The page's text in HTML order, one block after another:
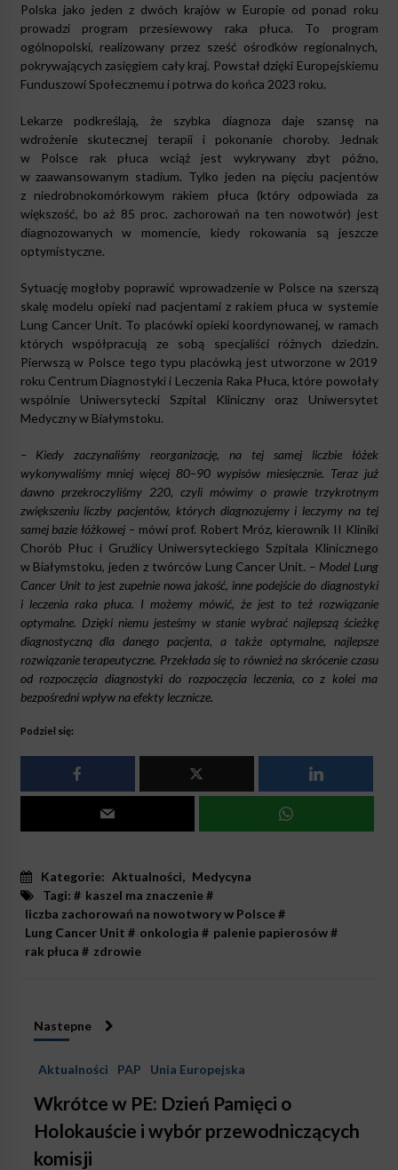
Polska jako jeden z dwóch krajów w Europie od ponad roku
prowadzi program przesiewowy raka płuca. To program
ogólnopolski, realizowany przez sześć ośrodków regionalnych,
pokrywających zasięgiem cały kraj. Powstał dzięki Europejskiemu
Funduszowi Społecznemu i potrwa do końca 2023 roku.
Lekarze podkreślają, że szybka diagnoza daje szansę na
wdrożenie skutecznej terapii i pokonanie choroby. Jednak
w Polsce rak płuca wciąż jest wykrywany zbyt późno,
w zaawansowanym stadium. Tylko jeden na pięciu pacjentów
z niedrobnokomórkowym rakiem płuca (który odpowiada za
większość, bo aż 85 proc. zachorowań na ten nowotwór) jest
diagnozowanych w momencie, kiedy rokowania są jeszcze
optymistyczne.
Sytuację mogłoby poprawić wprowadzenie w Polsce na szerszą
skalę modelu opieki nad pacjentami z rakiem płuca w systemie
Lung Cancer Unit. To placówki opieki koordynowanej, w ramach
których współpracują ze sobą specjaliści różnych dziedzin.
Pierwszą w Polsce tego typu placówką jest utworzone w 2019
roku Centrum Diagnostyki i Leczenia Raka Płuca, które powołały
wspólnie Uniwersytecki Szpital Kliniczny oraz Uniwersytet
Medyczny w Białymstoku.
– Kiedy zaczynaliśmy reorganizację, na tej samej liczbie łóżek
wykonywaliśmy mniej więcej 80–90 wypisów miesięcznie. Teraz już
dawno przekroczyliśmy 220, czyli mówimy o prawie trzykrotnym
zwiększeniu liczby pacjentów, których diagnozujemy i leczymy na tej
samej bazie łóżkowej – mówi prof. Robert Mróz, kierownik II Kliniki
Chorób Płuc i Gruźlicy Uniwersyteckiego Szpitala Klinicznego
w Białymstoku, jeden z twórców Lung Cancer Unit. – Model Lung
Cancer Unit to jest zupełnie nowa jakość, inne podejście do diagnostyki
i leczenia raka płuca. I możemy mówić, że jest to też rozwiązanie
optymalne. Dzięki niemu jesteśmy w stanie wybrać najlepszą ścieżkę
diagnostyczną dla danego pacjenta, a także optymalne, najlepsze
rozwiązanie terapeutyczne. Przekłada się to również na skrócenie czasu
od rozpoczęcia diagnostyki do rozpoczęcia leczenia, co z kolei ma
bezpośredni wpływ na efekty lecznicze.
Podziel się:
Kategorie: Aktualności, Medycyna
Tagi: # kaszel ma znaczenie#
liczba zachorowań na nowotwory w Polsce#
Lung Cancer Unit # onkologia # palenie papierosów#
rak płuca # zdrowie
Nastepne
Aktualności PAP Unia Europejska
Wkrótce w PE: Dzień Pamięci o
Holokauście i wybór przewodniczących
komisji